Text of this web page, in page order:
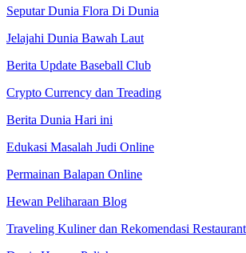
Seputar Dunia Flora Di Dunia
Jelajahi Dunia Bawah Laut
Berita Update Baseball Club
Crypto Currency dan Treading
Berita Dunia Hari ini
Edukasi Masalah Judi Online
Permainan Balapan Online
Hewan Peliharaan Blog
Traveling Kuliner dan Rekomendasi Restaurant